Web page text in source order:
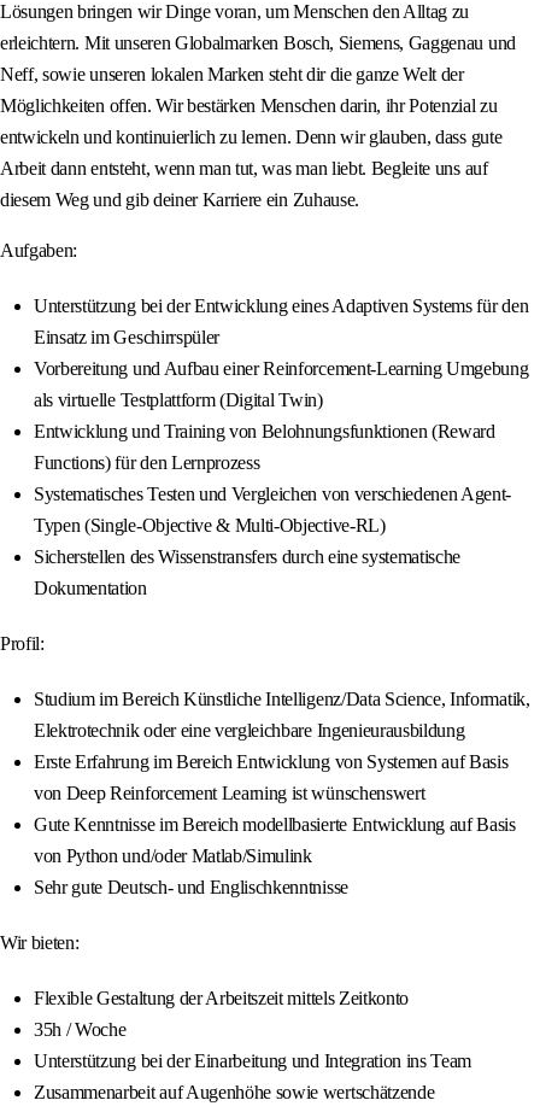
Lösungen bringen wir Dinge voran, um Menschen den Alltag zu
erleichtern. Mit unseren Globalmarken Bosch, Siemens, Gaggenau und
Neff, sowie unseren lokalen Marken steht dir die ganze Welt der
Möglichkeiten offen. Wir bestärken Menschen darin, ihr Potenzial zu
entwickeln und kontinuierlich zu lernen. Denn wir glauben, dass gute
Arbeit dann entsteht, wenn man tut, was man liebt. Begleite uns auf
diesem Weg und gib deiner Karriere ein Zuhause.
Aufgaben:
Unterstützung bei der Entwicklung eines Adaptiven Systems für den
Einsatz im Geschirrspüler
Vorbereitung und Aufbau einer Reinforcement-Learning Umgebung
als virtuelle Testplattform (Digital Twin)
Entwicklung und Training von Belohnungsfunktionen (Reward
Functions) für den Lernprozess
Systematisches Testen und Vergleichen von verschiedenen Agent-
Typen (Single-Objective & Multi-Objective-RL)
Sicherstellen des Wissenstransfers durch eine systematische
Dokumentation
Profil:
Studium im Bereich Künstliche Intelligenz/Data Science, Informatik,
Elektrotechnik oder eine vergleichbare Ingenieurausbildung
Erste Erfahrung im Bereich Entwicklung von Systemen auf Basis
von Deep Reinforcement Learning ist wünschenswert
Gute Kenntnisse im Bereich modellbasierte Entwicklung auf Basis
von Python und/oder Matlab/Simulink
Sehr gute Deutsch- und Englischkenntnisse
Wir bieten:
Flexible Gestaltung der Arbeitszeit mittels Zeitkonto
35h / Woche
Unterstützung bei der Einarbeitung und Integration ins Team
Zusammenarbeit auf Augenhöhe sowie wertschätzende